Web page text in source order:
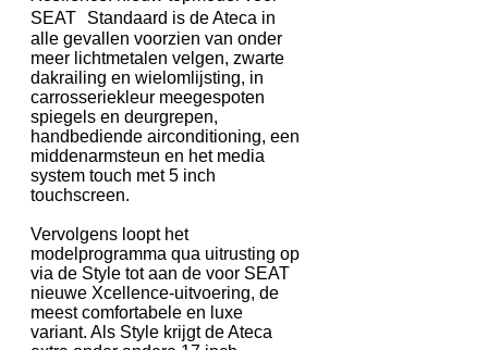
SEAT Standaard is de Ateca in
alle gevallen voorzien van onder
meer lichtmetalen velgen, zwarte
dakrailing en wielomlijsting, in
carrosseriekleur meegespoten
spiegels en deurgrepen,
handbediende airconditioning, een
middenarmsteun en het media
system touch met 5 inch
touchscreen.
Vervolgens loopt het
modelprogramma qua uitrusting op
via de Style tot aan de voor SEAT
nieuwe Xcellence-uitvoering, de
meest comfortabele en luxe
variant. Als Style krijgt de Ateca